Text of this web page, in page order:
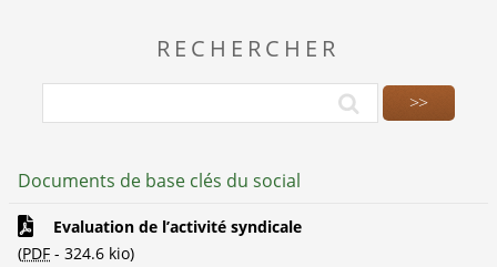
RECHERCHER
Documents de base clés du social
Evaluation de l’activité syndicale
(PDF - 324.6 kio)